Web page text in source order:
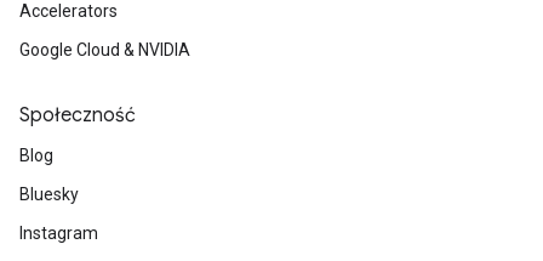
Accelerators
Google Cloud & NVIDIA
Społeczność
Blog
Bluesky
Instagram